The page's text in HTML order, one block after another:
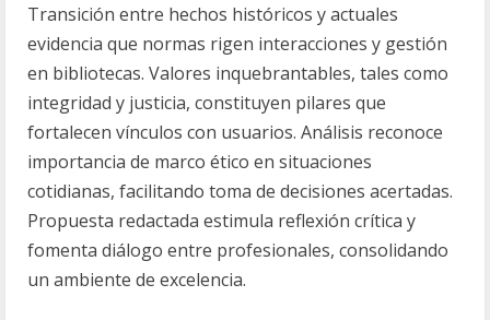
Transición entre hechos históricos y actuales
evidencia que normas rigen interacciones y gestión
en bibliotecas. Valores inquebrantables, tales como
integridad y justicia, constituyen pilares que
fortalecen vínculos con usuarios. Análisis reconoce
importancia de marco ético en situaciones
cotidianas, facilitando toma de decisiones acertadas.
Propuesta redactada estimula reflexión crítica y
fomenta diálogo entre profesionales, consolidando
un ambiente de excelencia.